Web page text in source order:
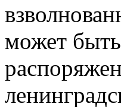
может